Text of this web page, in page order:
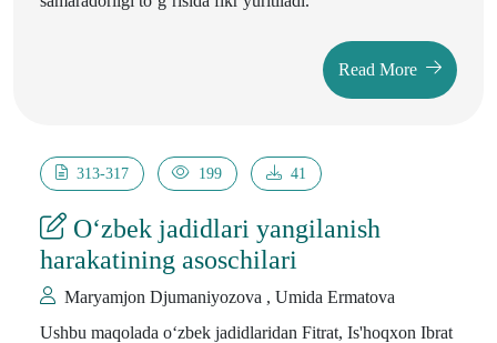
Read More
313-317 199 41
O‘zbek jadidlari yangilanish
harakatining asoschilari
Maryamjon Djumaniyozova , Umida Ermatova
Ushbu maqolada oʻzbek jadidlaridan Fitrat, Is'hoqxon Ibrat